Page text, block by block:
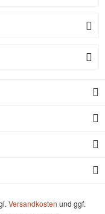
Versandkosten und ggf.